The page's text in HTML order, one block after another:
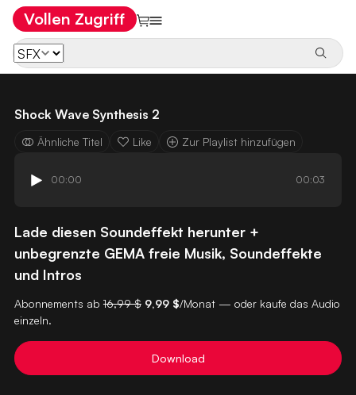
Vollen Zugriff
Shock Wave Synthesis 2
Ähnliche Titel Like Zur Playlist hinzufügen
00:00 00:03
Lade diesen Soundeffekt herunter +
unbegrenzte GEMA freie Musik, Soundeffekte
und Intros
Abonnements ab 16,99 $ 9,99 $/Monat — oder kaufe das Audio
einzeln.
Download